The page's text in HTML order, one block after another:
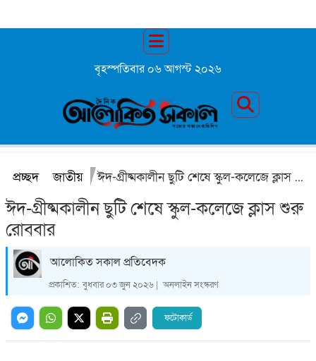
বৃহস্পতিবার ০৬ আগস্ট ২০২৬
প্রচ্ছদ জাতীয় ঈদ-গ্রীষ্মকালীন ছুটি শেষে স্কুল-কলেজে ক্লাস শুরু রোববার
ঈদ-গ্রীষ্মকালীন ছুটি শেষে স্কুল-কলেজে ক্লাস শুরু
রোববার
আলোকিত সকাল প্রতিবেদক
প্রকাশিত: বুধবার ০৩ জুন ২০২৬ | অনলাইন সংস্করণ
ফটোকার্ড